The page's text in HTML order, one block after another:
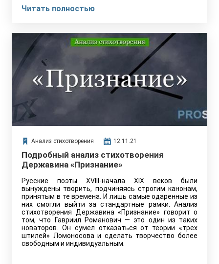
Читать полностью
Анализ стихотворения 12.11.21
Подробный анализ стихотворения
Державина «Признание»
Русские поэты XVIII-начала XIX веков были
вынуждены творить, подчиняясь строгим канонам,
принятым в те времена. И лишь самые одаренные из
них смогли выйти за стандартные рамки. Анализ
стихотворения Державина «Признание» говорит о
том, что Гавриил Романович — это один из таких
новаторов. Он сумел отказаться от теории «трех
штилей» Ломоносова и сделать творчество более
свободным и индивидуальным.